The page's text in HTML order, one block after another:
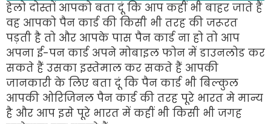
हेलो दोस्तों आपको बता दूं कि आप कहीं भी बाहर जाते हैं
वह आपको पैन कार्ड की किसी भी तरह की जरूरत
पड़ती है तो और आपके पास पैन कार्ड ना हो तो आप
अपना ई-पन कार्ड अपने मोबाइल फोन में डाउनलोड कर
सकते हैं उसका इस्तेमाल कर सकते हैं आपकी
जानकारी के लिए बता दूं कि पैन कार्ड भी बिल्कुल
आपकी ओरिजिनल पैन कार्ड की तरह पूरे भारत मे मान्य
है और आप इसे पूरे भारत में कहीं भी किसी भी जगह